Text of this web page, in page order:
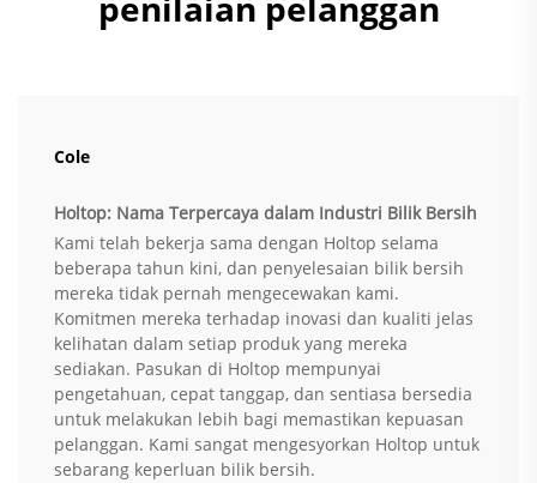
Cole
Holtop: Nama Terpercaya dalam Industri Bilik Bersih
Kami telah bekerja sama dengan Holtop selama
beberapa tahun kini, dan penyelesaian bilik bersih
mereka tidak pernah mengecewakan kami.
Komitmen mereka terhadap inovasi dan kualiti jelas
kelihatan dalam setiap produk yang mereka
sediakan. Pasukan di Holtop mempunyai
pengetahuan, cepat tanggap, dan sentiasa bersedia
untuk melakukan lebih bagi memastikan kepuasan
pelanggan. Kami sangat mengesyorkan Holtop untuk
sebarang keperluan bilik bersih.